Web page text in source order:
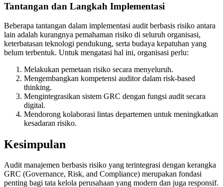
Tantangan dan Langkah Implementasi
Beberapa tantangan dalam implementasi audit berbasis risiko antara
lain adalah kurangnya pemahaman risiko di seluruh organisasi,
keterbatasan teknologi pendukung, serta budaya kepatuhan yang
belum terbentuk. Untuk mengatasi hal ini, organisasi perlu:
Melakukan pemetaan risiko secara menyeluruh.
Mengembangkan kompetensi auditor dalam risk-based
thinking.
Mengintegrasikan sistem GRC dengan fungsi audit secara
digital.
Mendorong kolaborasi lintas departemen untuk meningkatkan
kesadaran risiko.
Kesimpulan
Audit manajemen berbasis risiko yang terintegrasi dengan kerangka
GRC (Governance, Risk, and Compliance) merupakan fondasi
penting bagi tata kelola perusahaan yang modern dan juga responsif.